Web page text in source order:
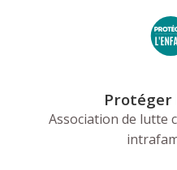
Association de lutte